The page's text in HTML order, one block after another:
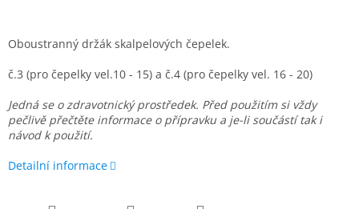
Oboustranný držák skalpelových čepelek.
č.3 (pro čepelky vel.10 - 15) a č.4 (pro čepelky vel. 16 - 20)
Jedná se o zdravotnický prostředek. Před použitím si vždy
pečlivě přečtěte informace o přípravku a je-li součástí tak i
návod k použití.
Detailní informace